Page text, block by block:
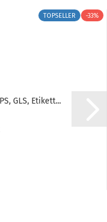
TOPSELLER -33%
GLS, Etikett...